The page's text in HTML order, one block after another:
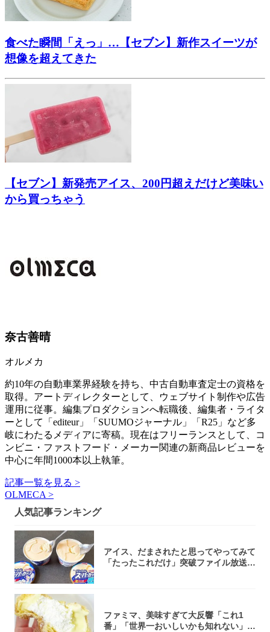
食べた瞬間「えっ」…【セブン】新作スイーツが
想像を超えてきた
【セブン】新発売アイス、200円超えだけど美味い
から買っちゃう
奈古善晴
オルメカ
約10年の自動車業界経験を持ち、中古自動車査定士の資格を
取得。アートディレクターとして、ウェブサイト制作や広告
運用に従事。編集プロダクションへ転職後、編集者・ライタ
ーとして「editeur」「SUUMOジャーナル」「R25」など多
岐にわたるメディアに寄稿。現在はフリーランスとして、コ
ンビニ・ファストフード・メーカー関連の新商品レビューを
中心に年間1000本以上執筆。
記事一覧を見る >
OLMECA >
人気記事ランキング
アイス、だまされたと思ってやってみて
「たったこれだけ」突破ファイル放送で
ファミマ、美味すぎて大反響「これ1
番」「世界一おいしいかも知れない」